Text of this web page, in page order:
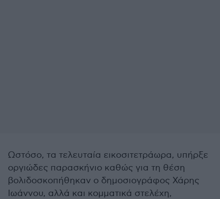
Ωστόσο, τα τελευταία εικοσιτετράωρα, υπήρξε
οργιώδες παρασκήνιο καθώς για τη θέση
βολιδοσκοπήθηκαν ο δημοσιογράφος Χάρης
Ιωάννου, αλλά και κομματικά στελέχη,